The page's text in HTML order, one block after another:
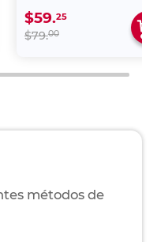
$59.25
$79.00
métodos de